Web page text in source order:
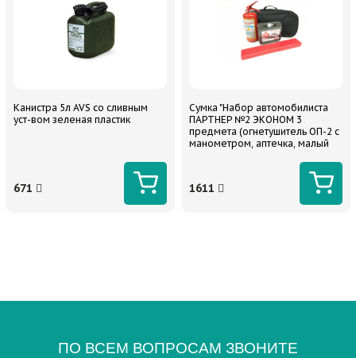
Канистра 5л AVS со сливным
уст-вом зеленая пластик
671
Сумка "Набор автомобилиста
ПАРТНЕР №2 ЭКОНОМ 3
предмета (огнетушитель ОП-2 с
манометром, аптечка, малый
1611
ПО ВСЕМ ВОПРОСАМ ЗВОНИТЕ